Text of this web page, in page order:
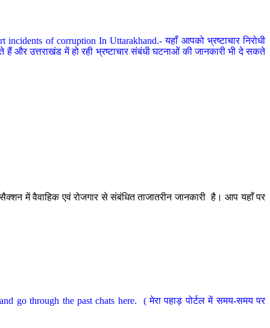
of corruption In Uttarakhand.- यहाँ आपको भ्रष्टाचार निरोधी
और उत्तराखंड में हो रही भ्रष्टाचार संबंधी घटनाओं की जानकारी भी दे सकते
में वैवाहिक एवं रोजगार से संबंधित ताजातरीन जानकारी है। आप यहाँ पर
go through the past chats here. ( मेरा पहाड़ पोर्टल में समय-समय पर